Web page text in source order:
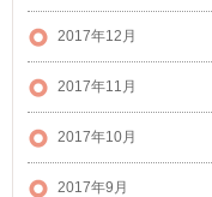
2017年12月
2017年11月
2017年10月
2017年9月